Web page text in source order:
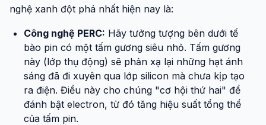
nghệ xanh đột phá nhất hiện nay là:
Công nghệ PERC: Hãy tưởng tượng bên dưới tế
bào pin có một tấm gương siêu nhỏ. Tấm gương
này (lớp thụ động) sẽ phản xạ lại những hạt ánh
sáng đã đi xuyên qua lớp silicon mà chưa kịp tạo
ra điện. Điều này cho chúng "cơ hội thứ hai" để
đánh bật electron, từ đó tăng hiệu suất tổng thể
của tấm pin.